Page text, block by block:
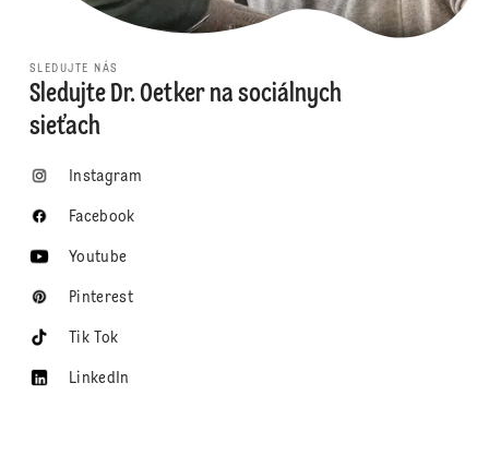
SLEDUJTE NÁS
Sledujte Dr. Oetker na sociálnych
sieťach
Instagram
Facebook
Youtube
Pinterest
Tik Tok
LinkedIn